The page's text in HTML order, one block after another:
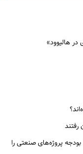
در هالیوود»
رفتند
اشتباه مهلک که بودجه پروژه‌های صنعتی را